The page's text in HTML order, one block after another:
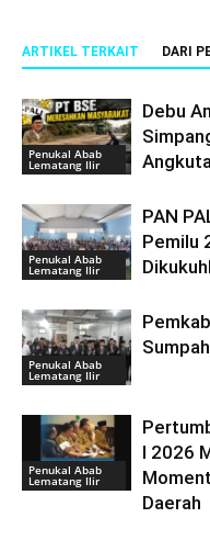
ARTIKEL TERKAIT DARI
Penukal Abab
Lematang Ilir
Debu
Penukal Abab
Lematang Ilir
PAN
Pemilu
Penukal Abab
Lematang Ilir
Penukal Abab
Lematang Ilir
I 2026
Daerah